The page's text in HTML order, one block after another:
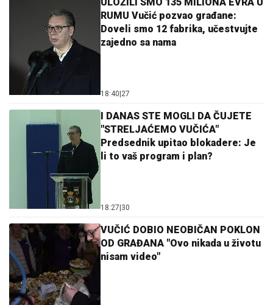
RUMU Vučić pozvao građane:
Doveli smo 12 fabrika, učestvujte
zajedno sa nama
18:40 27
I DANAS STE MOGLI DA ČUJETE
"STRELJAĆEMO VUČIĆA"
Predsednik upitao blokadere: Je
li to vaš program i plan?
18:27 30
VUČIĆ DOBIO NEOBIČAN POKLON
OD GRAĐANA "Ovo nikada u životu
nisam video"